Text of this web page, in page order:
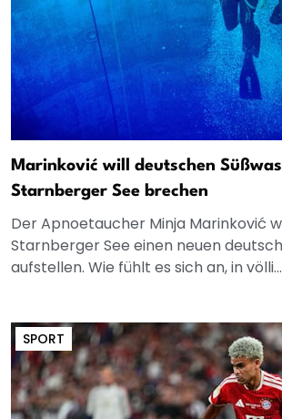
Marinković will deutschen
Starnberger See brechen
Der Apnoetaucher Minja Marinković
Starnberger See einen neuen
aufstellen. Wie fühlt es sich an, in völli...
SPORT